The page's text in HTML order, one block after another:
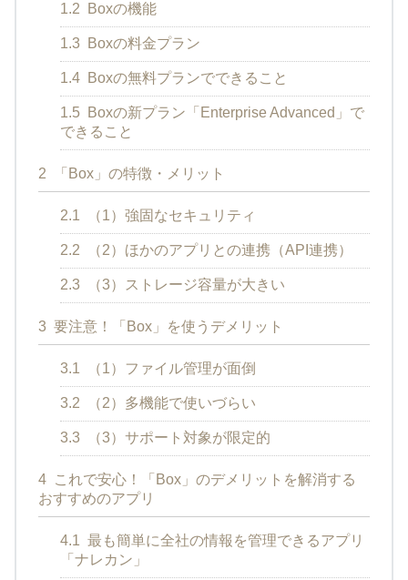
1.2 Boxの機能
1.3 Boxの料金プラン
1.4 Boxの無料プランでできること
1.5 Boxの新プラン「Enterprise Advanced」で
できること
2 「Box」の特徴・メリット
2.1 （1）強固なセキュリティ
2.2 （2）ほかのアプリとの連携（API連携）
2.3 （3）ストレージ容量が大きい
3 要注意！「Box」を使うデメリット
3.1 （1）ファイル管理が面倒
3.2 （2）多機能で使いづらい
3.3 （3）サポート対象が限定的
4 これで安心！「Box」のデメリットを解消する
おすすめのアプリ
4.1 最も簡単に全社の情報を管理できるアプリ
「ナレカン」